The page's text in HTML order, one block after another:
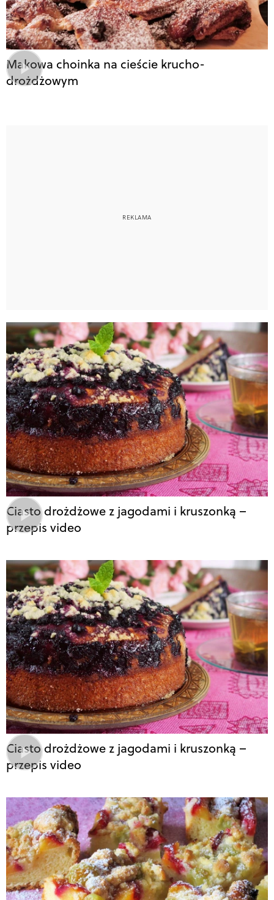
Makowa choinka na cieście krucho-
drożdżowym
Ciasto drożdżowe z jagodami i kruszonką –
przepis video
Ciasto drożdżowe z jagodami i kruszonką –
przepis video